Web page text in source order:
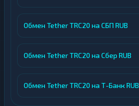
Обмен Tether TRC20 на СБП RUB
Обмен Tether TRC20 на Сбер RUB
Обмен Tether TRC20 на Т-Банк RUB